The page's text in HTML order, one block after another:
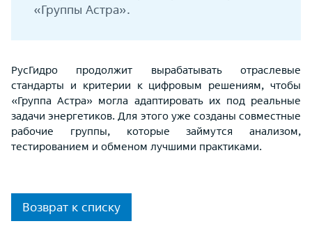
«Группы Астра».
РусГидро продолжит вырабатывать отраслевые
стандарты и критерии к цифровым решениям, чтобы
«Группа Астра» могла адаптировать их под реальные
задачи энергетиков. Для этого уже созданы совместные
рабочие группы, которые займутся анализом,
тестированием и обменом лучшими практиками.
Возврат к списку